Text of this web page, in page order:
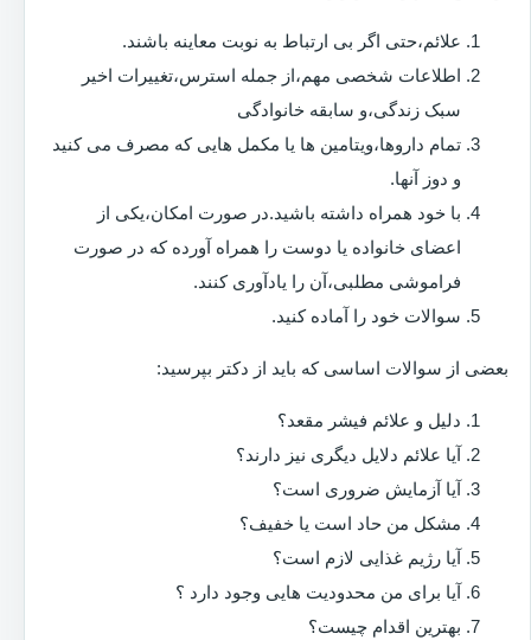
علائم،حتی اگر بی ارتباط به نوبت معاینه باشند.
اطلاعات شخصی مهم،از جمله استرس،تغییرات اخیر
سبک زندگی،و سابقه خانوادگی
تمام داروها،ویتامین ها یا مکمل هایی که مصرف می کنید
و دوز آنها.
با خود همراه داشته باشید.در صورت امکان،یکی از
اعضای خانواده یا دوست را همراه آورده که در صورت
فراموشی مطلبی،آن را یادآوری کنند.
سوالات خود را آماده کنید.
بعضی از سوالات اساسی که باید از دکتر بپرسید:
دلیل و علائم فیشر مقعد؟
آیا علائم دلایل دیگری نیز دارند؟
آیا آزمایش ضروری است؟
مشکل من حاد است یا خفیف؟
آیا رژیم غذایی لازم است؟
آیا برای من محدودیت هایی وجود دارد ؟
بهترین اقدام چیست؟